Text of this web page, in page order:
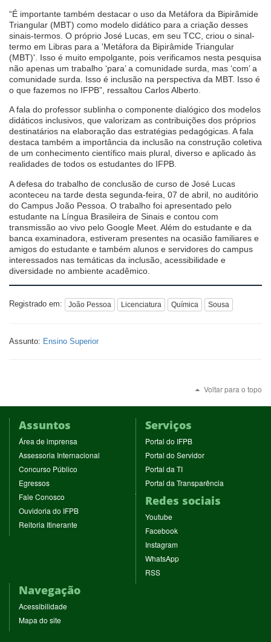
“É importante também destacar o uso da Metáfora da Bipirâmide
Triangular (MBT) como modelo didático para a criação desses
sinais-termos. O próprio José Lucas, em seu TCC, criou o sinal-
termo em Libras para a 'Metáfora da Bipirâmide Triangular
(MBT)'. Isso é muito empolgante, pois verificamos nesta pesquisa
não apenas um trabalho ‘para’ a comunidade surda, mas ‘com’ a
comunidade surda. Isso é inclusão na perspectiva da MBT. Isso é
o que fazemos no IFPB”, ressaltou Carlos Alberto.
A fala do professor sublinha o componente dialógico dos modelos
didáticos inclusivos, que valorizam as contribuições dos próprios
destinatários na elaboração das estratégias pedagógicas. A fala
destaca também a importância da inclusão na construção coletiva
de um conhecimento científico mais plural, diverso e aplicado às
realidades de todos os estudantes do IFPB.
A defesa do trabalho de conclusão de curso de José Lucas
aconteceu na tarde desta segunda-feira, 07 de abril, no auditório
do Campus João Pessoa. O trabalho foi apresentado pelo
estudante na Língua Brasileira de Sinais e contou com
transmissão ao vivo pelo Google Meet. Além do estudante e da
banca examinadora, estiveram presentes na ocasião familiares e
amigos do estudante e também alunos e servidores do campus
interessados nas temáticas da inclusão, acessibilidade e
diversidade no ambiente acadêmico.
Registrado em: João Pessoa Licenciatura Química Sousa
Assunto: Ensino Superior
Voltar para o topo
Assuntos
Área de imprensa
em
nova
Assessoria Internacional
Concurso Público
Egressos(abre
nova
janela)
Fale Conosco
em
nova
janela)
Ouvidoria do IFPB(abre
Reitoria Itinerante(abre
Serviços
Portal do IFPB(abre
em
nova
Portal do Servidor(abre
janela)
Portal da TI(abre
nova
janela)
Portal da Transparência
Redes sociais
Youtube(abre
em
nova
janela)
Facebook(abre
nova
janela)
Instagram(abre
nova
WhatsApp(abre
RSS(abre
Navegação
Acessibilidade
Mapa do site